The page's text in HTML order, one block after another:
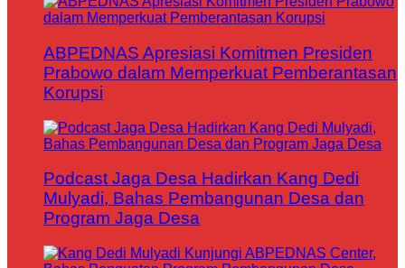
ABPEDNAS Apresiasi Komitmen Presiden
Prabowo dalam Memperkuat Pemberantasan
Korupsi
Podcast Jaga Desa Hadirkan Kang Dedi
Mulyadi, Bahas Pembangunan Desa dan
Program Jaga Desa